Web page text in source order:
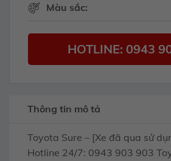
Màu sắc:
HOTLINE: 0943
Thông tin mô tả
Toyota Sure – [Xe đã qua sử
Hotline 24/7: 0943 903 903